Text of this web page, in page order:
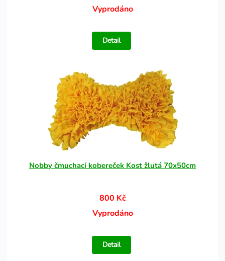
Vyprodáno
Detail
Nobby čmuchací kobereček Kost žlutá 70x50cm
800 Kč
Vyprodáno
Detail